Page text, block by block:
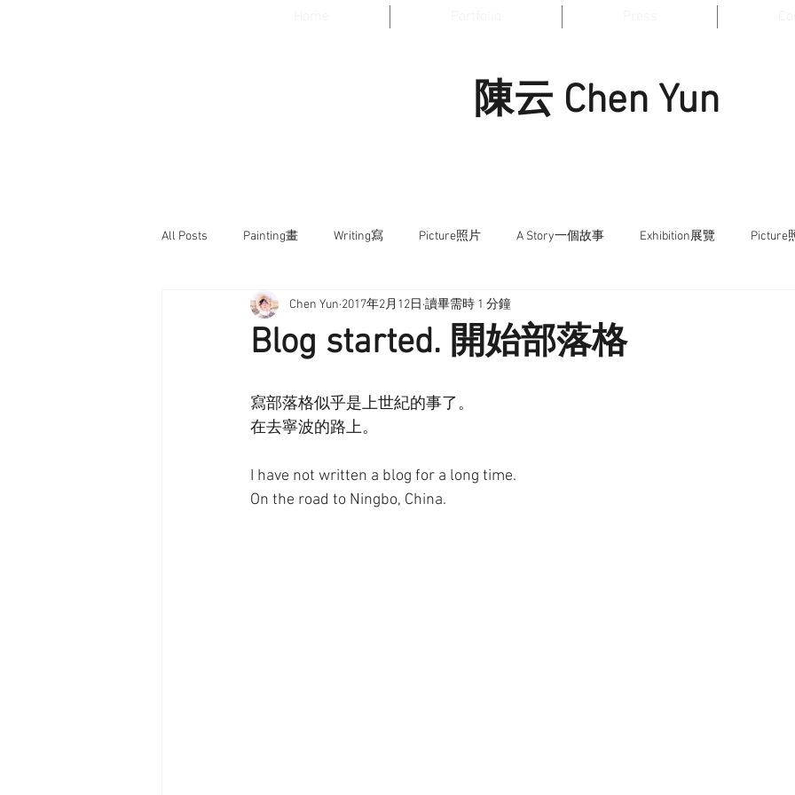
陳云 Chen Yun
All Posts Painting畫 Writing寫 Picture照片 A Story一個故事 Exhibition展覽 Picture
A Story一個故事 Writing寫 Exhibition展覽
Blog started. 開始部落格
Chen Yun 2017年2月12日 讀畢需時 1 分鐘
寫部落格似乎是上世紀的事了。
在去寧波的路上。
I have not written a blog for a long time.
On the road to Ningbo, China.